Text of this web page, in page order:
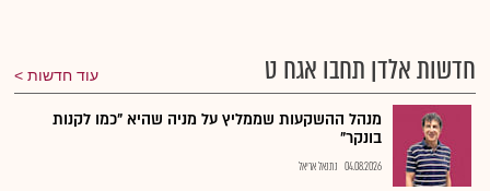
חדשות אלדן תחבו אגח ט עוד חדשות
מנהל ההשקעות שממליץ על מניה שהיא "כמו לקנות
בונקר"
04.08.2026 נתנאל אריאל